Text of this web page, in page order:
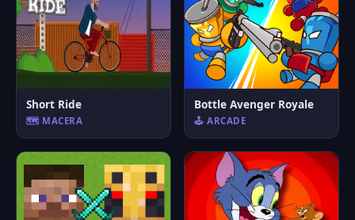
Short Ride
🗺️ MACERA
Bottle Avenger Royale
🕹️ ARCADE